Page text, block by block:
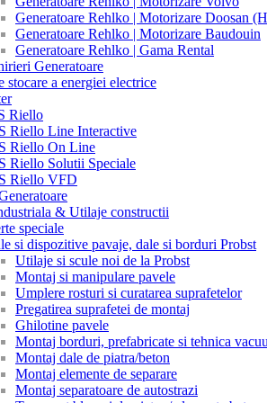
Generatoare Rehlko | Motorizare Doosan
Generatoare Rehlko | Motorizare Baudouin
Generatoare Rehlko | Gama Rental
Generatoare
stocare a energiei electrice
Riello
Riello Line Interactive
Riello On Line
Riello Solutii Speciale
Riello VFD
& Utilaje constructii
speciale
si dispozitive pavaje, dale si borduri Probst
Utilaje si scule noi de la Probst
Montaj si manipulare pavele
Umplere rosturi si curatarea suprafetelor
Pregatirea suprafetei de montaj
Ghilotine pavele
Montaj borduri, prefabricate si tehnica
Montaj dale de piatra/beton
Montaj elemente de separare
Montaj separatoare de autostrazi